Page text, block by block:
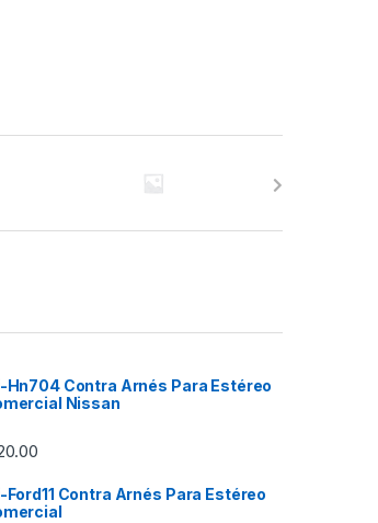
Hn704 Contra Arnés Para Estéreo
Nissan
Ford11 Contra Arnés Para Estéreo